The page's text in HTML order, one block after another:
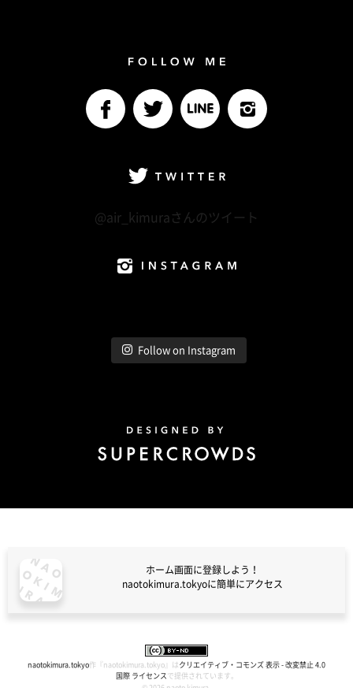
@air_kimuraさんのツイート
Follow on Instagram
ホーム画面に登録しよう！
naotokimura.tokyoに簡単にアクセス
naotokimura.tokyo作『 naotokimura.tokyo 』は クリエイティブ・コモンズ 表示 - 改変禁止 4.0
国際 ライセンス で提供されています。